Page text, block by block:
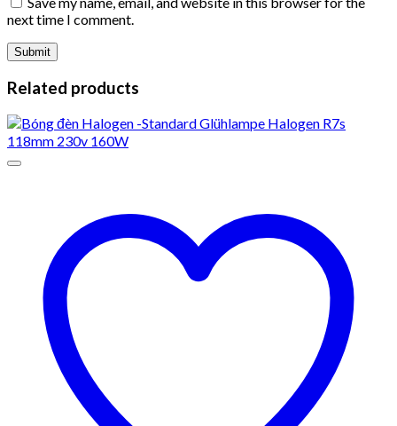
next time I comment.
Related products